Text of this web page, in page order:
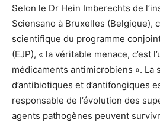
Selon le Dr Hein Imberechts de
Sciensano à Bruxelles (Belgique),
scientifique du programme
(EJP), « la véritable menace, c’est
médicaments antimicrobiens ». La
d’antibiotiques et d’antifongiques
responsable de l’évolution des
agents pathogènes peuvent